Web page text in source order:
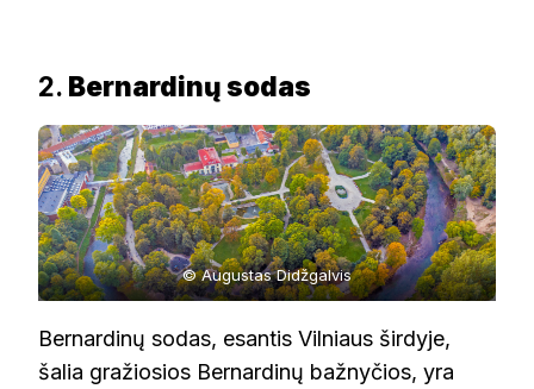
2. Bernardinų sodas
© Augustas Didžgalvis
Bernardinų sodas, esantis Vilniaus širdyje,
šalia gražiosios Bernardinų bažnyčios, yra